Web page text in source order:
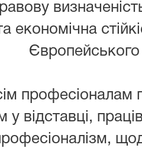
економічна
професіоналам
відставці,